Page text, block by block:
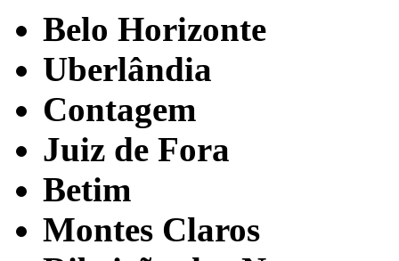
Belo Horizonte
Uberlândia
Contagem
Juiz de Fora
Betim
Montes Claros